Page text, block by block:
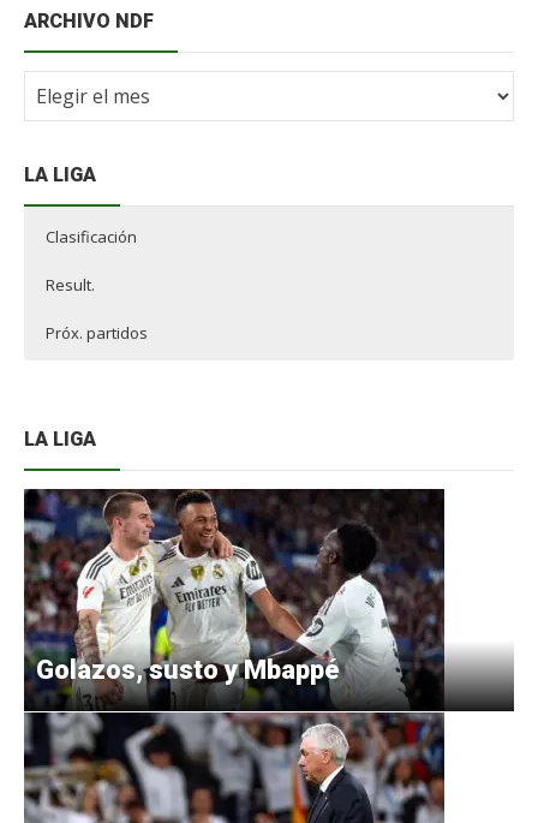
ARCHIVO NDF
Archivo
LA LIGA
Clasificación
Result.
Próx. partidos
LA LIGA
Golazos, susto y Mbappé